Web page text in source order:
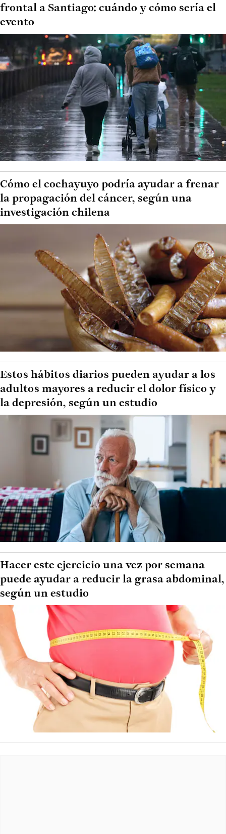
frontal a Santiago: cuándo y cómo sería el
evento
Cómo el cochayuyo podría ayudar a frenar
la propagación del cáncer, según una
investigación chilena
Estos hábitos diarios pueden ayudar a los
adultos mayores a reducir el dolor físico y
la depresión, según un estudio
Hacer este ejercicio una vez por semana
puede ayudar a reducir la grasa abdominal,
según un estudio